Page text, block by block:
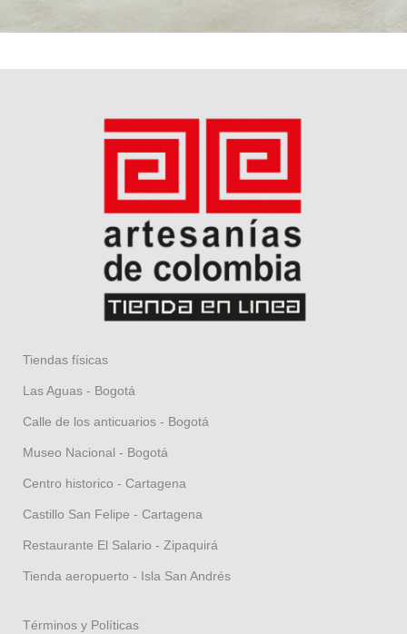
Tiendas físicas
Las Aguas - Bogotá
Calle de los anticuarios - Bogotá
Museo Nacional - Bogotá
Centro historico - Cartagena
Castillo San Felipe - Cartagena
Restaurante El Salario - Zipaquirá
Tienda aeropuerto - Isla San Andrés
Términos y Políticas